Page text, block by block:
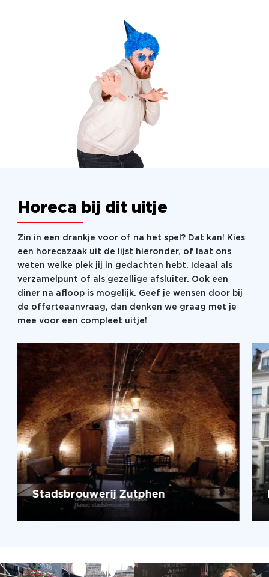
Horeca bij dit uitje
Zin in een drankje voor of na het spel? Dat kan! Kies
een horecazaak uit de lijst hieronder, of laat ons
weten welke plek jij in gedachten hebt. Ideaal als
verzamelpunt of als gezellige afsluiter. Ook een
diner na afloop is mogelijk. Geef je wensen door bij
de offerteaanvraag, dan denken we graag met je
mee voor een compleet uitje!
Stadsbrouwerij Zutphen